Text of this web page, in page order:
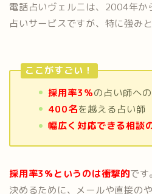
電話占いヴェルニは、2004年か
占いサービスですが、特に強み
ここがすごい！
採用率3％の占い師へ
400名を越える占い師
幅広く対応できる相談
採用率3%というのは衝撃的です
決めるために、メールや直接の